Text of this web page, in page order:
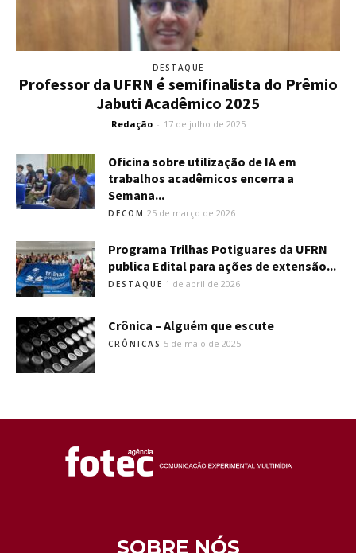
DESTAQUE
Professor da UFRN é semifinalista do Prêmio
Jabuti Acadêmico 2025
Redação - 17 de julho de 2025
Oficina sobre utilização de IA em
trabalhos acadêmicos encerra a
Semana...
DECOM 25 de março de 2026
Programa Trilhas Potiguares da UFRN
publica Edital para ações de extensão...
DESTAQUE 1 de abril de 2026
Crônica – Alguém que escute
CRÔNICAS 5 de maio de 2025
SOBRE NÓS